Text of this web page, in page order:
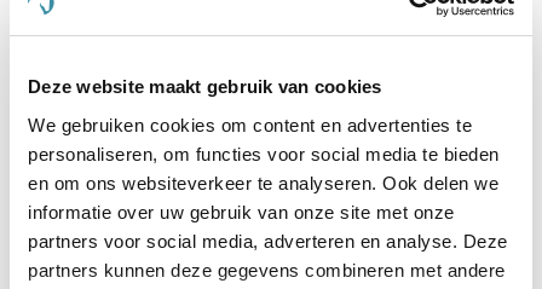
Deze website maakt gebruik van cookies
We gebruiken cookies om content en advertenties te
personaliseren, om functies voor social media te bieden
en om ons websiteverkeer te analyseren. Ook delen we
informatie over uw gebruik van onze site met onze
partners voor social media, adverteren en analyse. Deze
partners kunnen deze gegevens combineren met andere
Liner Bucas Quilt SD Pony 150g 85/110
Nog maar 2 beschikbaar
€ 115,00 € 97,75